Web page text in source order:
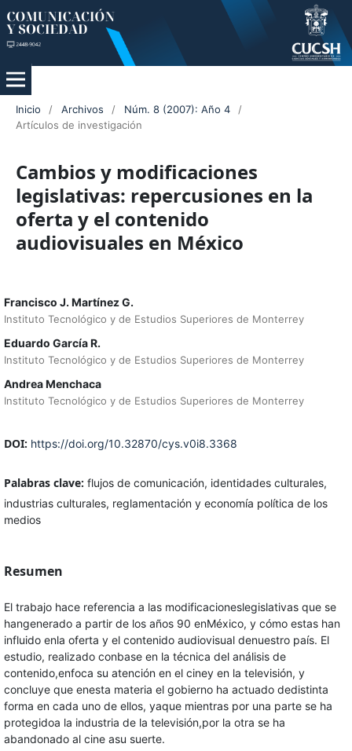
Inicio / Archivos / Núm. 8 (2007): Año 4
/
Artículos de investigación
Cambios y modificaciones
legislativas: repercusiones en la
oferta y el contenido
audiovisuales en México
Francisco J. Martínez G.
Instituto Tecnológico y de Estudios Superiores de Monterrey
Eduardo García R.
Instituto Tecnológico y de Estudios Superiores de Monterrey
Andrea Menchaca
Instituto Tecnológico y de Estudios Superiores de Monterrey
DOI: https://doi.org/10.32870/cys.v0i8.3368
Palabras clave: flujos de comunicación, identidades culturales,
industrias culturales, reglamentación y economía política de los
medios
Resumen
El trabajo hace referencia a las modificacioneslegislativas que se
hangenerado a partir de los años 90 enMéxico, y cómo estas han
influido enla oferta y el contenido audiovisual denuestro país. El
estudio, realizado conbase en la técnica del análisis de
contenido,enfoca su atención en el ciney en la televisión, y
concluye que enesta materia el gobierno ha actuado dedistinta
forma en cada uno de ellos, yaque mientras por una parte se ha
protegidoa la industria de la televisión,por la otra se ha
abandonado al cine asu suerte.